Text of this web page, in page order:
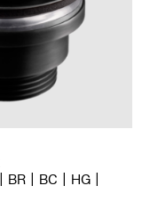
BR BC
HG